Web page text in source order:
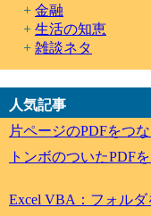
金融
生活の知恵
雑談ネタ
人気記事
片ページのPDFをつ
トンボのついたPDF
Excel VBA：フォルダ